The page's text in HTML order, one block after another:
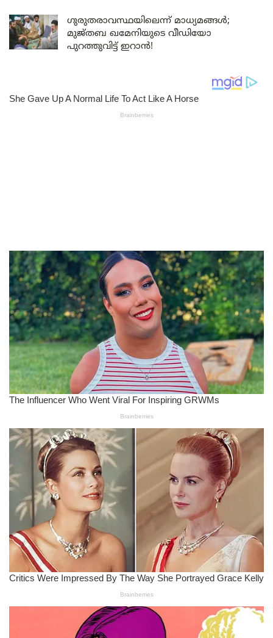
ഗുരുതരാവസ്ഥയിലെന്ന് മാധ്യമങ്ങൾ;
മുജ്തബ ഖമേനിയുടെ വീഡിയോ
പുറത്തുവിട്ട് ഇറാൻ!